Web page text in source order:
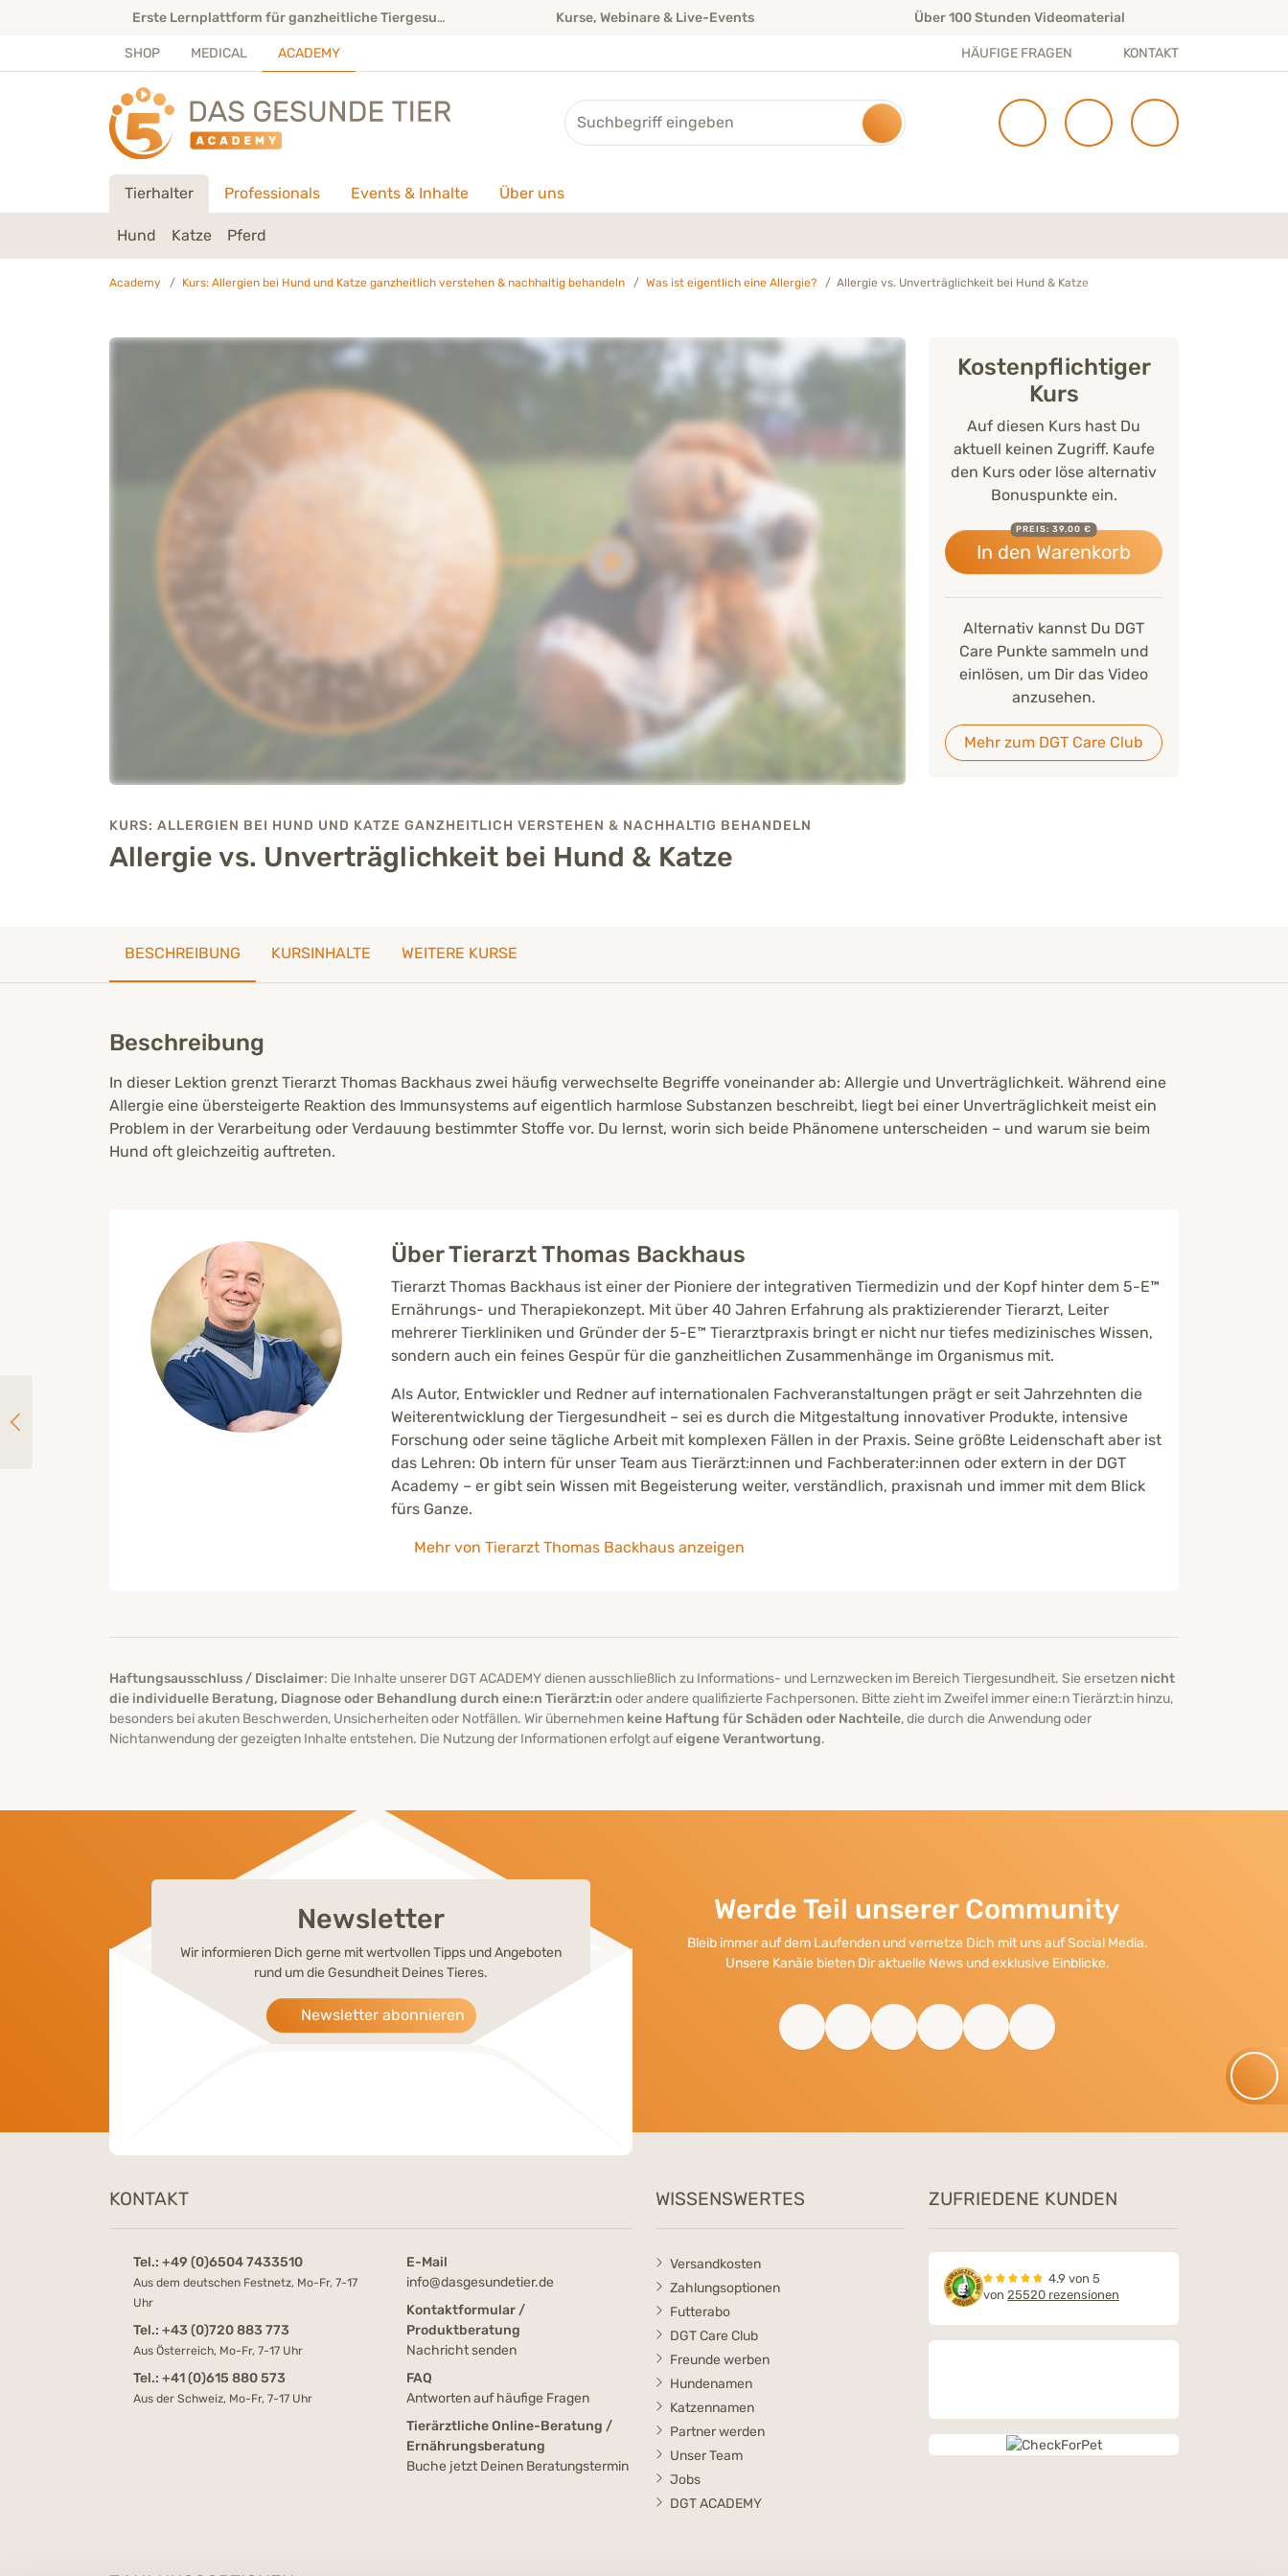
Erste Lernplattform für ganzheitliche Tiergesundheit Kurse, Webinare & Live-Events Über 100 Stunden Videomaterial
SHOP MEDICAL ACADEMY HÄUFIGE FRAGEN KONTAKT
Suche
Tierhalter Professionals Events & Inhalte Über uns
Hund Katze Pferd
Academy Kurs: Allergien bei Hund und Katze ganzheitlich verstehen & nachhaltig behandeln Was ist eigentlich eine Allergie? Allergie vs. Unverträglichkeit bei Hund & Katze
KURS: ALLERGIEN BEI HUND UND KATZE GANZHEITLICH VERSTEHEN & NACHHALTIG BEHANDELN
Allergie vs. Unverträglichkeit bei Hund & Katze
Kostenpflichtiger
Kurs
Auf diesen Kurs hast Du
aktuell keinen Zugriff. Kaufe
den Kurs oder löse alternativ
Bonuspunkte ein.
In den Warenkorb
PREIS: 39,00 €
Alternativ kannst Du DGT
Care Punkte sammeln und
einlösen, um Dir das Video
anzusehen.
Mehr zum DGT Care Club
BESCHREIBUNG KURSINHALTE WEITERE KURSE
Beschreibung
In dieser Lektion grenzt Tierarzt Thomas Backhaus zwei häufig verwechselte Begriffe voneinander ab: Allergie und Unverträglichkeit. Während eine
Allergie eine übersteigerte Reaktion des Immunsystems auf eigentlich harmlose Substanzen beschreibt, liegt bei einer Unverträglichkeit meist ein
Problem in der Verarbeitung oder Verdauung bestimmter Stoffe vor. Du lernst, worin sich beide Phänomene unterscheiden – und warum sie beim
Hund oft gleichzeitig auftreten.
Über Tierarzt Thomas Backhaus
Tierarzt Thomas Backhaus ist einer der Pioniere der integrativen Tiermedizin und der Kopf hinter dem 5-E™
Ernährungs- und Therapiekonzept. Mit über 40 Jahren Erfahrung als praktizierender Tierarzt, Leiter
mehrerer Tierkliniken und Gründer der 5-E™ Tierarztpraxis bringt er nicht nur tiefes medizinisches Wissen,
sondern auch ein feines Gespür für die ganzheitlichen Zusammenhänge im Organismus mit.
Als Autor, Entwickler und Redner auf internationalen Fachveranstaltungen prägt er seit Jahrzehnten die
Weiterentwicklung der Tiergesundheit – sei es durch die Mitgestaltung innovativer Produkte, intensive
Forschung oder seine tägliche Arbeit mit komplexen Fällen in der Praxis. Seine größte Leidenschaft aber ist
das Lehren: Ob intern für unser Team aus Tierärzt:innen und Fachberater:innen oder extern in der DGT
Academy – er gibt sein Wissen mit Begeisterung weiter, verständlich, praxisnah und immer mit dem Blick
fürs Ganze.
Mehr von Tierarzt Thomas Backhaus anzeigen
Haftungsausschluss / Disclaimer: Die Inhalte unserer DGT ACADEMY dienen ausschließlich zu Informations- und Lernzwecken im Bereich Tiergesundheit. Sie ersetzen nicht
die individuelle Beratung, Diagnose oder Behandlung durch eine:n Tierärzt:in oder andere qualifizierte Fachpersonen. Bitte zieht im Zweifel immer eine:n Tierärzt:in hinzu,
besonders bei akuten Beschwerden, Unsicherheiten oder Notfällen. Wir übernehmen keine Haftung für Schäden oder Nachteile, die durch die Anwendung oder
Nichtanwendung der gezeigten Inhalte entstehen. Die Nutzung der Informationen erfolgt aufeigene Verantwortung.
Newsletter
Wir informieren Dich gerne mit wertvollen Tipps und Angeboten
rund um die Gesundheit Deines Tieres.
Newsletter abonnieren
Werde Teil unserer Community
Bleib immer auf dem Laufenden und vernetze Dich mit uns auf Social Media.
Unsere Kanäle bieten Dir aktuelle News und exklusive Einblicke.
KONTAKT
Tel.: +49 (0)6504 7433510
Aus dem deutschen Festnetz, Mo-Fr, 7-17
Uhr
Tel.: +43 (0)720 883 773
Aus Österreich, Mo-Fr, 7-17 Uhr
Tel.: +41 (0)615 880 573
Aus der Schweiz, Mo-Fr, 7-17 Uhr
E-Mail
info@dasgesundetier.de
Kontaktformular /
Produktberatung
Nachricht senden
FAQ
Antworten auf häufige Fragen
Tierärztliche Online-Beratung /
Ernährungsberatung
Buche jetzt Deinen Beratungstermin
WISSENSWERTES
Versandkosten
Zahlungsoptionen
Futterabo
DGT Care Club
Freunde werben
Hundenamen
Katzennamen
Partner werden
Unser Team
Jobs
DGT ACADEMY
ZUFRIEDENE KUNDEN
4.9 von 5
von 25520 rezensionen